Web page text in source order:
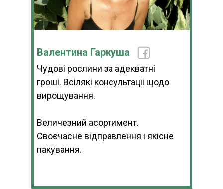
Валентина Гаркуша
Чудові рослини за адекватні
гроші. Всілякі консультаціі щодо
вирощування.
Величезний асортимент.
Своєчасне відправлення і якісне
пакування.